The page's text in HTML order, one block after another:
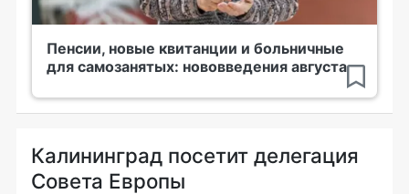
Пенсии, новые квитанции и больничные
для самозанятых: нововведения августа
Калининград посетит делегация
Совета Европы